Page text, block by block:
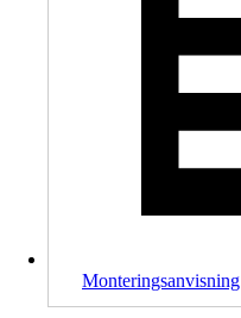
Monteringsanvisning